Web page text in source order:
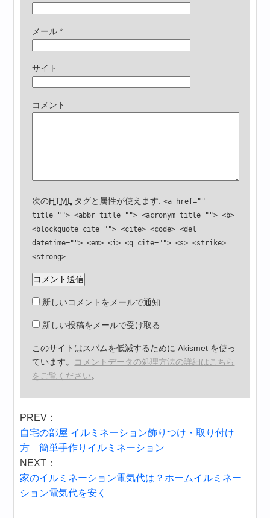
メール*
サイト
コメント
次のHTML タグと属性が使えます:<a href=""
title=""> <abbr title=""> <acronym title=""> <b>
<blockquote cite=""> <cite> <code> <del
datetime=""> <em> <i> <q cite=""> <s> <strike>
<strong>
新しいコメントをメールで通知
新しい投稿をメールで受け取る
このサイトはスパムを低減するために Akismet を使っ
ています。 コメントデータの処理方法の詳細はこちら
をご覧ください。
PREV：
自宅の部屋 イルミネーション飾りつけ・取り付け
方 簡単手作りイルミネーション
NEXT：
家のイルミネーション電気代は？ホームイルミネー
ション電気代を安く